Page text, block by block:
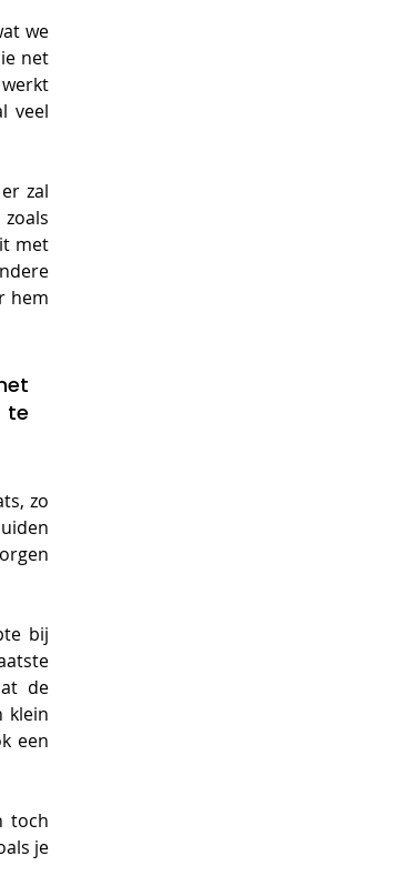
we
net
veel
zal
met
hem
te
zo
bij
de
klein
een
toch
je